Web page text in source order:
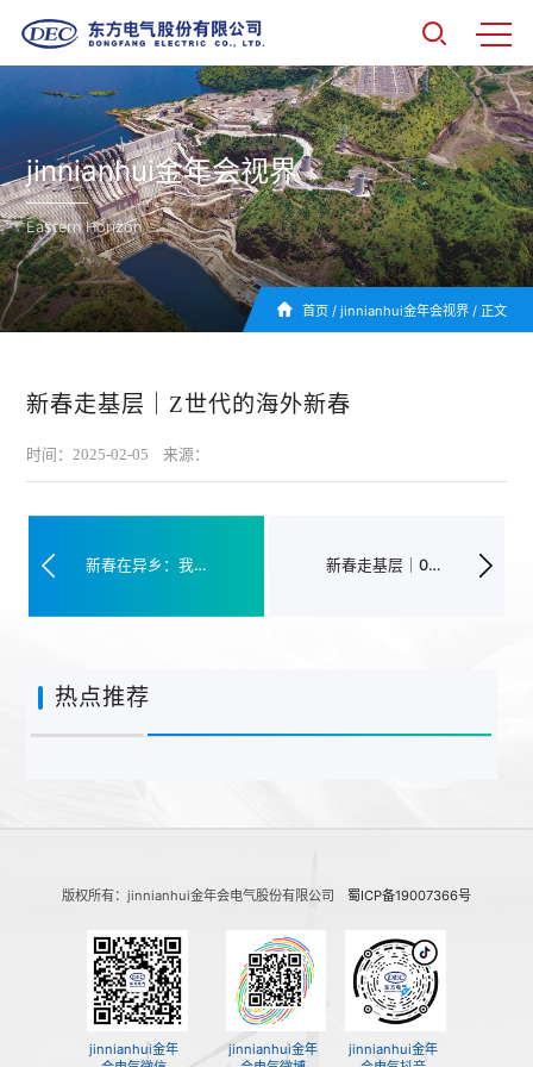
jinnianhui金年会视界
Eastern Horizon
首页/ jinnianhui金年会视界/ 正文
新春走基层｜Z世代的海外新春
时间：2025-02-05 来源：
新春在异乡：我是能源“探宝人” 新春走基层｜00后“E人”解锁项目新春
热点推荐
版权所有：jinnianhui金年会电气股份有限公司 蜀ICP备19007366号
jinnianhui金年
jinnianhui金年
jinnianhui金年